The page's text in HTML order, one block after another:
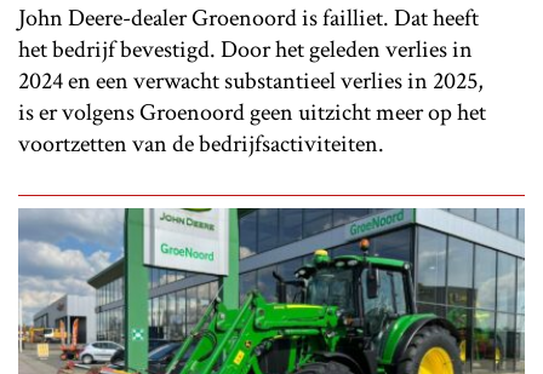
John Deere-dealer Groenoord is failliet. Dat heeft
het bedrijf bevestigd. Door het geleden verlies in
2024 en een verwacht substantieel verlies in 2025,
is er volgens Groenoord geen uitzicht meer op het
voortzetten van de bedrijfsactiviteiten.